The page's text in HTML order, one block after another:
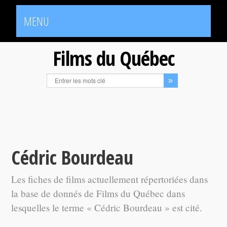
MENU
Films du Québec
Cédric Bourdeau
Les fiches de films actuellement répertoriées dans
la base de donnés de Films du Québec dans
lesquelles le terme « Cédric Bourdeau » est cité.